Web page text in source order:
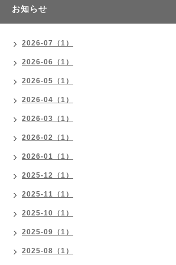
お知らせ
2026-07（1）
2026-06（1）
2026-05（1）
2026-04（1）
2026-03（1）
2026-02（1）
2026-01（1）
2025-12（1）
2025-11（1）
2025-10（1）
2025-09（1）
2025-08（1）